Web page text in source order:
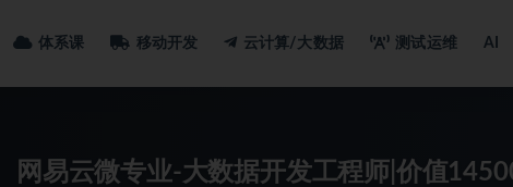
体系课 移动开发 云计算/大数据 测试运维 AI
网易云微专业-大数据开发工程师|价值